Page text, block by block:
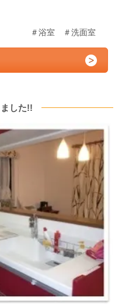
＃浴室 ＃洗面室
した!!